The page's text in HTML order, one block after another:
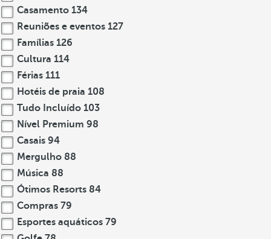
Casamento 134
Reuniões e eventos 127
Famílias 126
Cultura 114
Férias 111
Hotéis de praia 108
Tudo Incluído 103
Nível Premium 98
Casais 94
Mergulho 88
Música 88
Ótimos Resorts 84
Compras 79
Esportes aquáticos 79